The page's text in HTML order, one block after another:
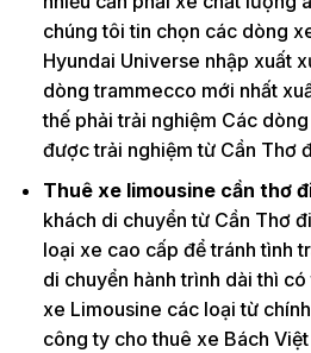
chúng tôi tin chọn các dòng
Hyundai Universe nhập xuất
dòng trammecco mới nhất
thế phải trải nghiệm Các
được trải nghiệm từ Cần Thơ
Thuê xe limousine cần thơ
khách di chuyển từ Cần Thơ
loại xe cao cấp để tránh tình
di chuyển hành trình dài thì
xe Limousine các loại từ
công ty cho thuê xe Bách